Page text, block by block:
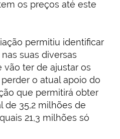
os preços até este
permitiu identificar
suas diversas
vão ter de ajustar os
o atual apoio do
que permitirá obter
de 35,2 milhões de
21,3 milhões só